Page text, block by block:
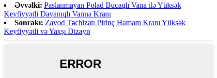
Əvvəlki: Paslanmayan Polad Bucaqlı Vana ilə Yüksək
Keyfiyyətli Dayanıqlı Vanna Kranı
Sonrakı: Zavod Təchizatı Pirinç Hamam Kranı Yüksək
Keyfiyyətli və Yaxşı Dizayn